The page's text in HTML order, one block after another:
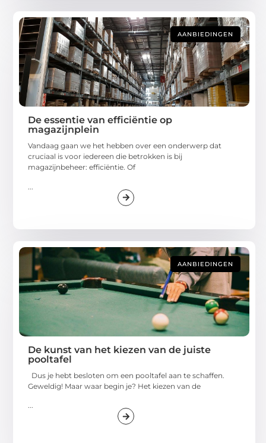
AANBIEDINGEN
De essentie van efficiëntie op
magazijnplein
Vandaag gaan we het hebben over een onderwerp dat
cruciaal is voor iedereen die betrokken is bij
magazijnbeheer: efficiëntie. Of
AANBIEDINGEN
De kunst van het kiezen van de juiste
pooltafel
Dus je hebt besloten om een pooltafel aan te schaffen.
Geweldig! Maar waar begin je? Het kiezen van de
...